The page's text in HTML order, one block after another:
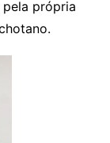
pela própria